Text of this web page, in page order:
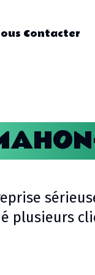
Contacter
plusieurs